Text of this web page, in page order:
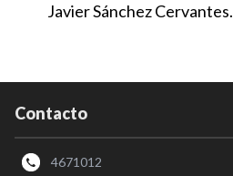
Javier Sánchez Cervantes.
Contacto
4671012